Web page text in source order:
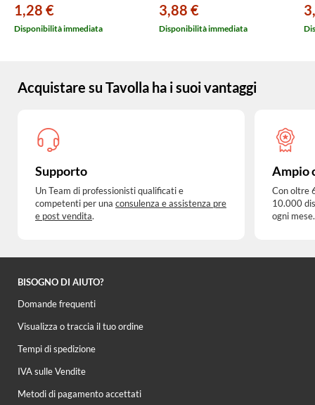
1,28 €
Disponibilità immediata
3,88 €
Disponibilità immediata
Acquistare su Tavolla ha i suoi vantaggi
Supporto
Un Team di professionisti qualificati e
competenti per una consulenza e assistenza pre
e post vendita.
Ampio
Con oltre
10.000
ogni mese.
BISOGNO DI AIUTO?
Domande frequenti
Visualizza o traccia il tuo ordine
Tempi di spedizione
IVA sulle Vendite
Metodi di pagamento accettati